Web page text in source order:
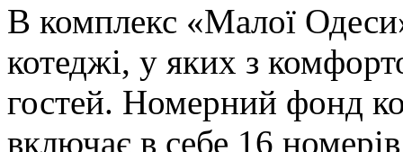
В комплекс «Малої
котеджі, у яких з
гостей. Номерний фонд
включає в себе 16